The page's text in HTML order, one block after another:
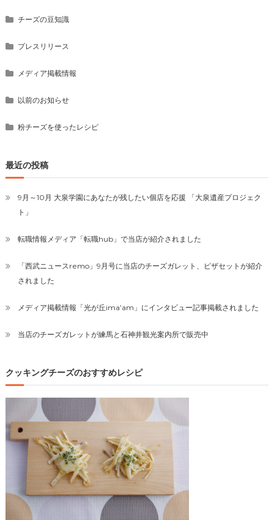
チーズの豆知識
プレスリリース
メディア掲載情報
以前のお知らせ
粉チーズを使ったレシピ
最近の投稿
9月～10月 大泉学園にあなたが残したい個店を応援 「大泉遺産プロジェク
ト」
転職情報メディア「転職hub」で当店が紹介されました
「西武ニュースremo」9月号に当店のチーズガレット、ピザセットが紹介
されました
メディア掲載情報「光が丘ima’am」にインタビュー記事掲載されました
当店のチーズガレットが練馬と石神井観光案内所で販売中
クッキングチーズのおすすめレシピ